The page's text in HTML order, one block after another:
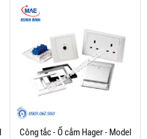
Công tắc - Ổ cắm Hager - Model